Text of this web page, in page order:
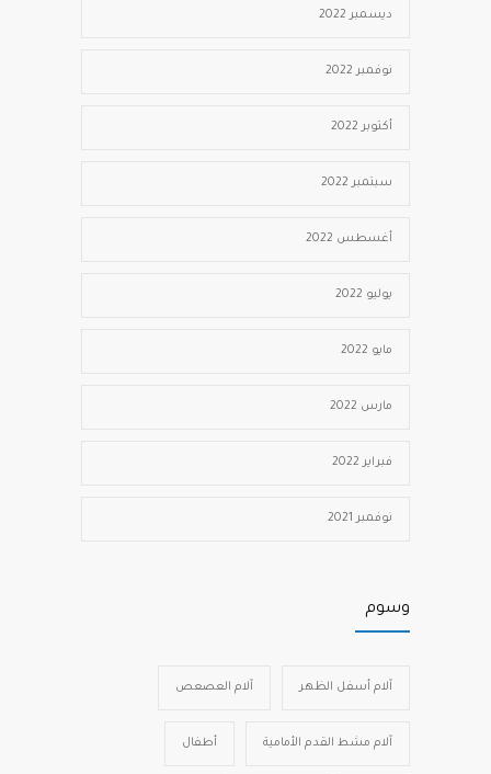
ديسمبر 2022
نوفمبر 2022
أكتوبر 2022
سبتمبر 2022
أغسطس 2022
يوليو 2022
مايو 2022
مارس 2022
فبراير 2022
نوفمبر 2021
وسوم
آلام أسفل الظهر آلام العصعص
آلام مشط القدم الأمامية أطفال